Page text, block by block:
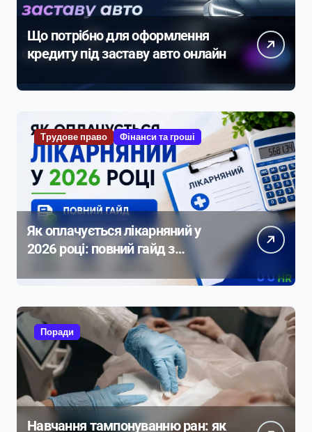
Що потрібно для оформлення
кредиту під заставу авто онлайн
Трудове право Фінанси та гроші
Як оплачується лікарняний у
2026 році: повний гайд з
Поради
Навчання тампонуванню ран: як